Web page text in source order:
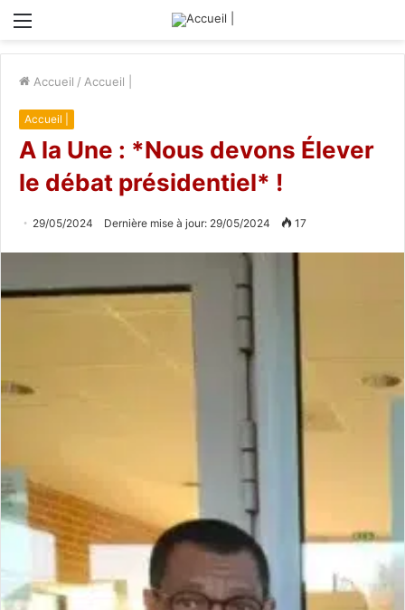
Menu
Accueil / Accueil |
Accueil |
A la Une : *Nous devons Élever
le débat présidentiel* !
29/05/2024 Dernière mise à jour: 29/05/2024 17